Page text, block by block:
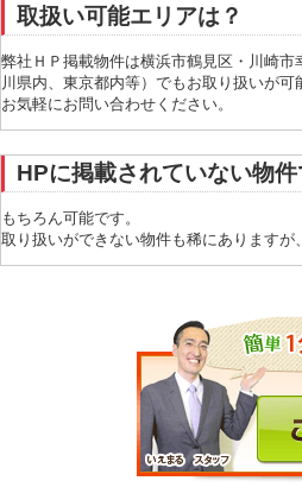
取扱い可能エリアは？
弊社ＨＰ掲載物件は横浜市鶴見区・川崎
川県内、東京都内等）でもお取り扱いが可
お気軽にお問い合わせください。
HPに掲載されていない物
もちろん可能です。
取り扱いができない物件も稀にありますが